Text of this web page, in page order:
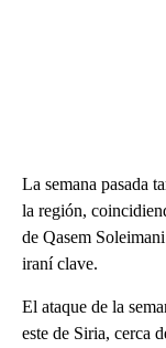
La semana pasada
la región,
de Qasem
iraní clave.
El ataque de la
este de Siria, cerca